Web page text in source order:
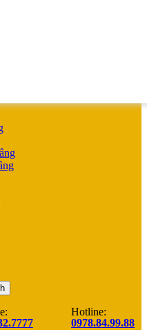
Hotline:
0978.84.99.88